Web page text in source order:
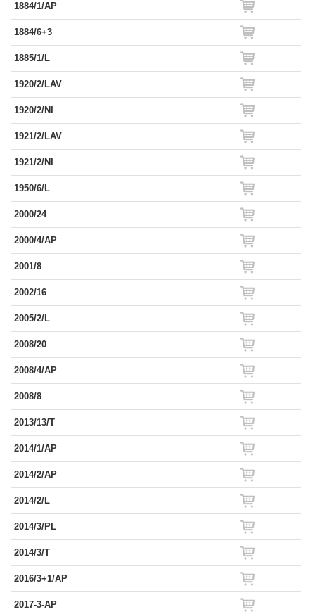
1884/1/AP
1884/6+3
1885/1/L
1920/2/LAV
1920/2/NI
1921/2/LAV
1921/2/NI
1950/6/L
2000/24
2000/4/AP
2001/8
2002/16
2005/2/L
2008/20
2008/4/AP
2008/8
2013/13/T
2014/1/AP
2014/2/AP
2014/2/L
2014/3/PL
2014/3/T
2016/3+1/AP
2017-3-AP